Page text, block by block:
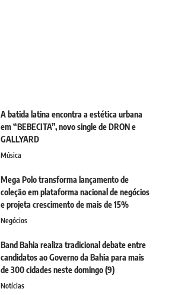
A batida latina encontra a estética urbana
em “BEBECITA”, novo single de DRON e
GALLYARD
Música
Mega Polo transforma lançamento de
coleção em plataforma nacional de negócios
e projeta crescimento de mais de 15%
Negócios
Band Bahia realiza tradicional debate entre
candidatos ao Governo da Bahia para mais
de 300 cidades neste domingo (9)
Notícias